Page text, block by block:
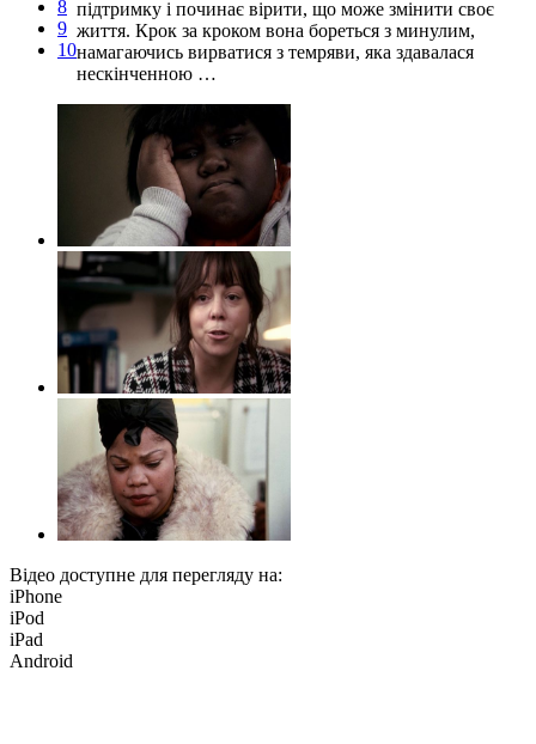
8
9
10
підтримку і починає вірити, що може змінити своє
життя. Крок за кроком вона бореться з минулим,
намагаючись вирватися з темряви, яка здавалася
нескінченною …
Відео доступне для перегляду на:
iPhone
iPod
iPad
Android